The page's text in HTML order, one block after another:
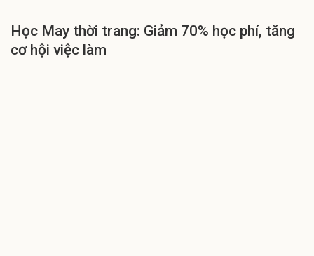
Học May thời trang: Giảm 70% học phí, tăng
cơ hội việc làm